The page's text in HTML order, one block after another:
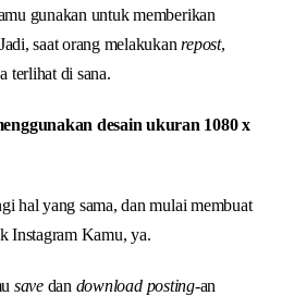
gunakan untuk memberikan
saat orang melakukanrepost,
terlihat di sana.
desain ukuran 1080 x
hal yang sama, dan mulai membuat
Instagram Kamu, ya.
save dan download posting-an